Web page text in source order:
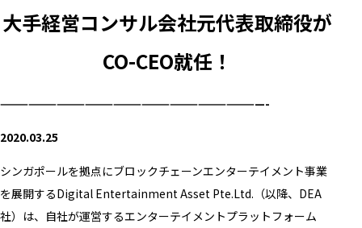
大手経営コンサル会社元代表取締役が
CO-CEO就任！
————————————————————————————-
2020.03.25
シンガポールを拠点にブロックチェーンエンターテイメント事業
を展開するDigital Entertainment Asset Pte.Ltd.（以降、DEA
社）は、自社が運営するエンターテイメントプラットフォーム